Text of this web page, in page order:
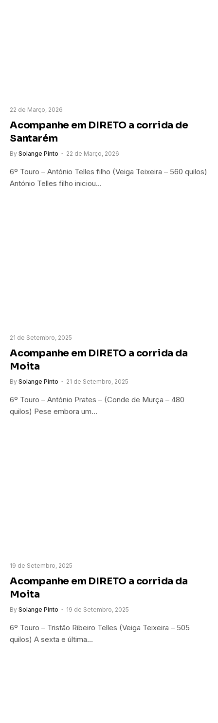
22 de Março, 2026
Acompanhe em DIRETO a corrida de
Santarém
By Solange Pinto 22 de Março, 2026
6º Touro – António Telles filho (Veiga Teixeira – 560 quilos)
António Telles filho iniciou…
21 de Setembro, 2025
Acompanhe em DIRETO a corrida da
Moita
By Solange Pinto 21 de Setembro, 2025
6º Touro – António Prates – (Conde de Murça – 480
quilos) Pese embora um…
19 de Setembro, 2025
Acompanhe em DIRETO a corrida da
Moita
By Solange Pinto 19 de Setembro, 2025
6º Touro – Tristão Ribeiro Telles (Veiga Teixeira – 505
quilos) A sexta e última…